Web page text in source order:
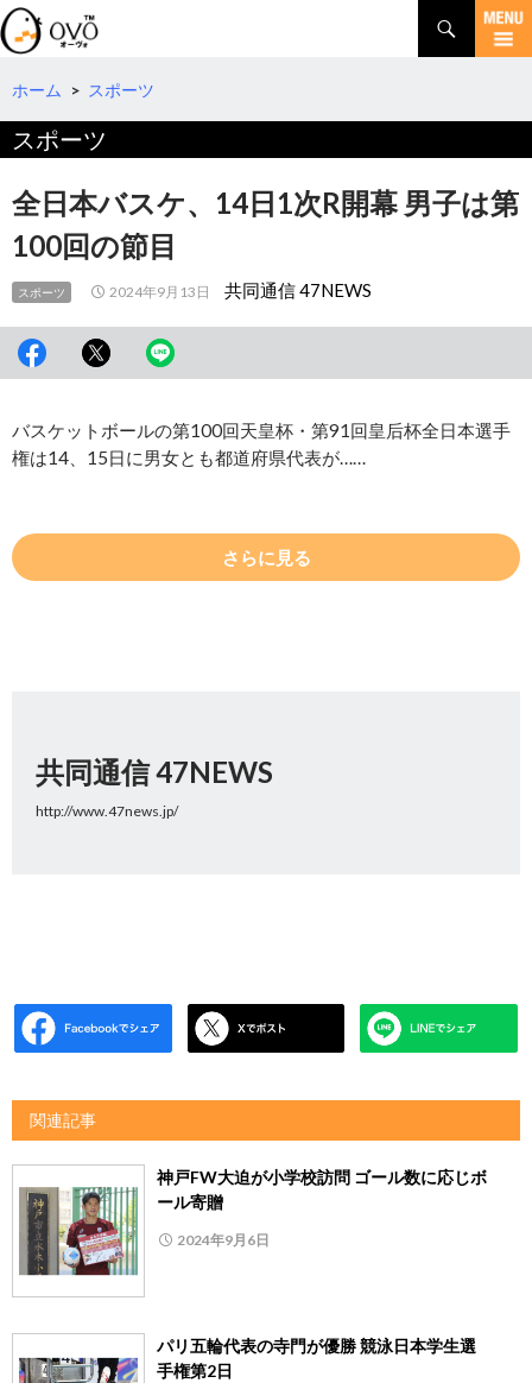
検
索
コ
テ
へ
動
ホーム > スポーツ
スポーツ
全日本バスケ、14日1次R開幕 男子は第
100回の節目
スポーツ 2024年9月13日 共同通信 47NEWS
バスケットボールの第100回天皇杯・第91回皇后杯全日本選手
権は14、15日に男女とも都道府県代表が……
さらに見る
共同通信 47NEWS
http://www.47news.jp/
関連記事
神戸FW大迫が小学校訪問 ゴール数に応じボ
ール寄贈
2024年9月6日
パリ五輪代表の寺門が優勝 競泳日本学生選
手権第2日